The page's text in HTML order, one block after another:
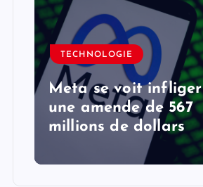
TECHNOLOGIE
Meta se voit infliger
une amende de 567
millions de dollars